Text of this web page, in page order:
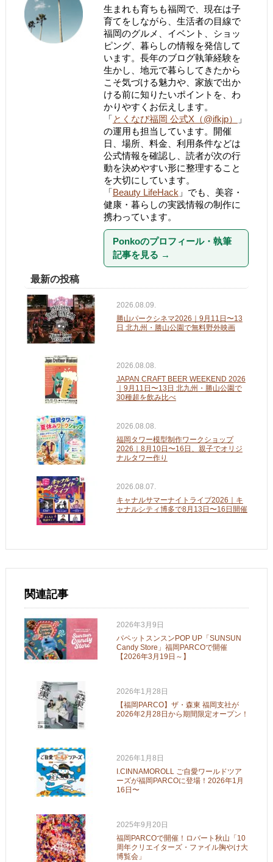
生まれも育ちも福岡で、現在は子
育てをしながら、生活者の目線で
福岡のグルメ、イベント、ショッ
ピング、暮らしの情報を発信して
います。長年のブログ執筆経験を
生かし、地元で暮らしてきたから
こそ気づける魅力や、家族で出か
ける前に知りたいポイントを、わ
かりやすくお伝えします。
「とくなび福岡 公式X（@ifkjp）
」
の運用も担当しています。開催
日、場所、料金、利用条件などは
公式情報を確認し、読者が次の行
動を決めやすい形に整理すること
を大切にしています。
「Beauty LifeHack」でも、美容・
健康・暮らしの実践情報の制作に
携わっています。
Ponkoのプロフィール・執筆
記事を見る →
最新の投稿
2026.08.09.
勝山パークシネマ2026｜9月11日〜13
日 北九州・勝山公園で無料野外映画
2026.08.08.
JAPAN CRAFT BEER WEEKEND 2026
｜9月11日〜13日 北九州・勝山公園で
30種超を飲み比べ
2026.08.08.
福岡タワー模型制作ワークショップ
2026｜8月10日〜16日、親子でオリジ
ナルタワー作り
2026.08.07.
キャナルサマーナイトライブ2026｜キ
ャナルシティ博多で8月13日〜16日開催
関連記事
2026年3月9日
パペットスンスンPOP UP「SUNSUN
Candy Store」福岡PARCOで開催
【2026年3月19日～】
2026年1月28日
【福岡PARCO】ザ・森東 福岡支社が
2026年2月28日から期間限定オープン！
2026年1月8日
I.CINNAMOROLL ご自愛ワールドツア
ーズが福岡PARCOに登場！2026年1月
16日〜
2025年9月20日
福岡PARCOで開催！ロバート秋山「10
周年クリエイターズ・ファイル胸やけ大
博覧会」